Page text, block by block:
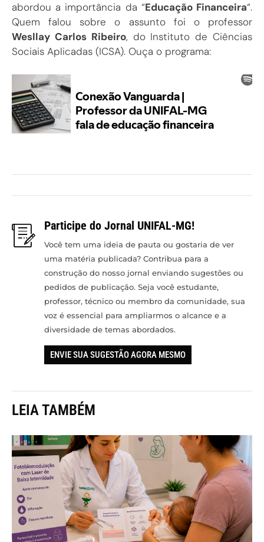
abordou a importância da “Educação Financeira“.
Quem falou sobre o assunto foi o professor
Wesllay Carlos Ribeiro, do Instituto de Ciências
Sociais Aplicadas (ICSA). Ouça o programa:
Participe do Jornal UNIFAL-MG!
Você tem uma ideia de pauta ou gostaria de ver
uma matéria publicada? Contribua para a
construção do nosso jornal enviando sugestões ou
pedidos de publicação. Seja você estudante,
professor, técnico ou membro da comunidade, sua
voz é essencial para ampliarmos o alcance e a
diversidade de temas abordados.
ENVIE SUA SUGESTÃO AGORA MESMO
LEIA TAMBÉM